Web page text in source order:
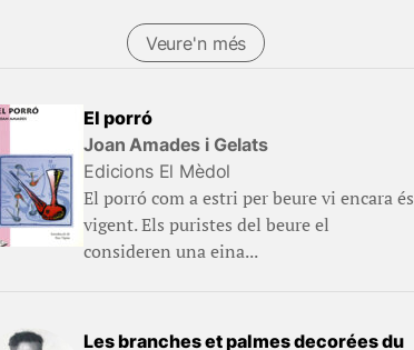
Veure'n més
El porró
Joan Amades i Gelats
Edicions El Mèdol
El porró com a estri per beure vi encara és
vigent. Els puristes del beure el
consideren una eina...
Les branches et palmes decorées du